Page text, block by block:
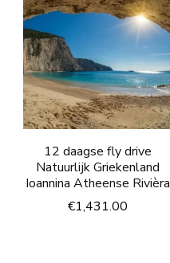
12 daagse fly drive
Natuurlijk Griekenland
Ioannina Atheense Rivièra
€1,431.00